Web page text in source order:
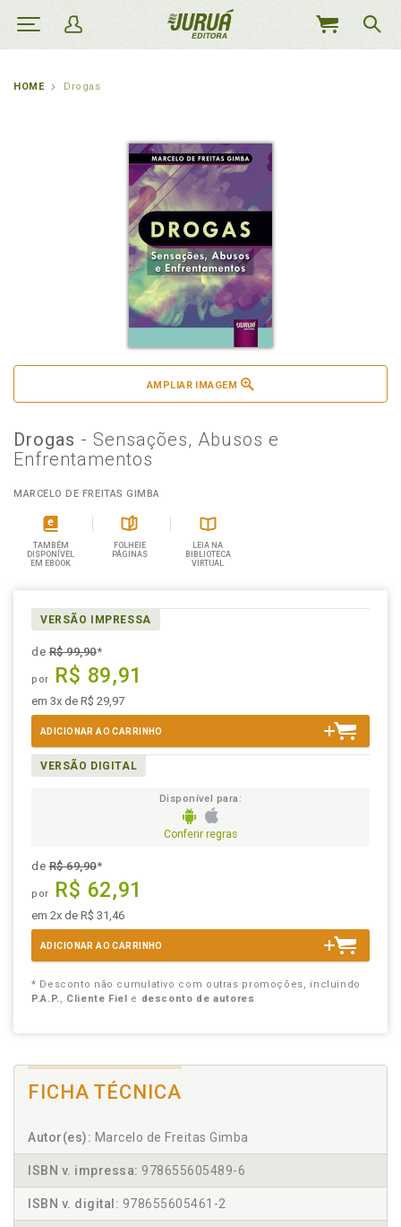
MEU
HOME Drogas
AMPLIAR IMAGEM
Drogas - Sensações, Abusos e
Enfrentamentos
MARCELO DE FREITAS GIMBA
TAMBÉM
DISPONÍVEL
EM EBOOK
FOLHEIE
PÁGINAS
LEIA NA
BIBLIOTECA
VIRTUAL
VERSÃO IMPRESSA
deR$ 99,90*
por R$ 89,91
em 3x de R$ 29,97
ADICIONAR AO CARRINHO
VERSÃO DIGITAL
Disponível para:
Conferir regras
deR$ 69,90*
por R$ 62,91
em 2x de R$ 31,46
ADICIONAR AO CARRINHO
* Desconto não cumulativo com outras promoções, incluindo
P.A.P., Cliente Fiel e desconto de autores
FICHA TÉCNICA
Autor(es): Marcelo de Freitas Gimba
ISBN v. impressa: 978655605489-6
ISBN v. digital: 978655605461-2